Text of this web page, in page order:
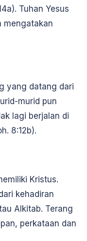
Tuhan Yesus
mengatakan
yang datang dari
murid pun
lagi berjalan di
8:12b).
Kristus.
kehadiran
Alkitab. Terang
perkataan dan